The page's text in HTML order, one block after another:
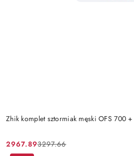
Zhik komplet sztormiak męski OFS 700
Cena
2967.89
Cena
3297.66